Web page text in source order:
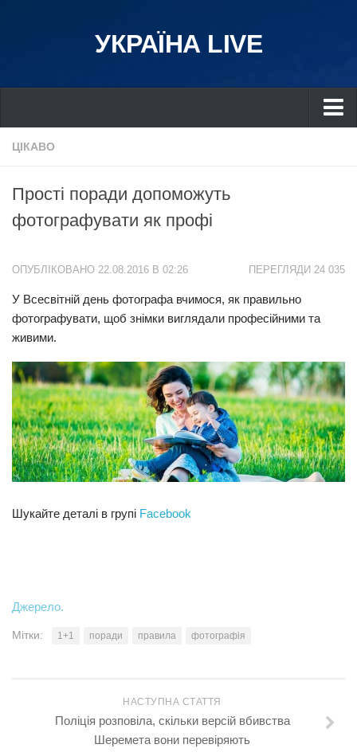
УКРАЇНА LIVE
Україна
Дніпро
Львів
Харків
Донбас
Одеса
Прикарпаття
Економіка
Політика
Світ
Рецепти
Привітання
ЦІКАВО
Прості поради допоможуть
фотографувати як профі
ПЕРЕГЛЯДИ 24 035
ОПУБЛІКОВАНО 22.08.2016 В 02:26
У Всесвітній день фотографа вчимося, як правильно
фотографувати, щоб знімки виглядали професійними та
живими.
Шукайте деталі в групі Facebook
Джерело.
Мітки: 1+1 поради правила фотографія
НАСТУПНА СТАТТЯ
Поліція розповіла, скільки версій вбивства
Шеремета вони перевіряють